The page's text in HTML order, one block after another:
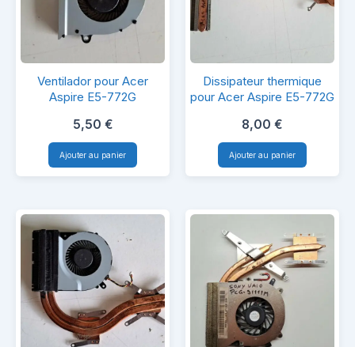
Ventilador
pour
Acer
Aspire
E5-
Ventilador pour Acer
Aspire E5-772G
5,50 €
Ajouter au panier
Dissipateur
thermique
pour
Acer
Aspire
772G
Dissipateur thermique
pour Acer Aspire E5-772G
8,00 €
Ajouter au panier